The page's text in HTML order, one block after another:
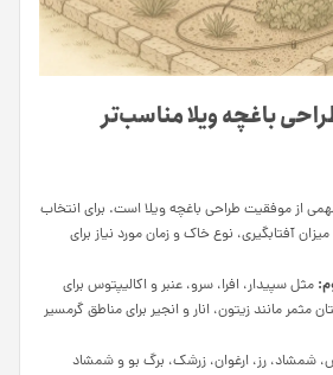
باغچه ویلا مناسب‌تر
از موفقیت طراحی باغچه ویلا است. برای انتخاب
آفتابگیری، نوع خاک و زمان مورد نیاز برای
مثل سپیدار، افرا، سرو، عنبر و اکالیپتوس برای
مثمر مانند زیتون، انار و انجیر برای مناطق گرمسیر
شمشاد، رز، ارغوان، زرشک، برگ بو و شمشاد